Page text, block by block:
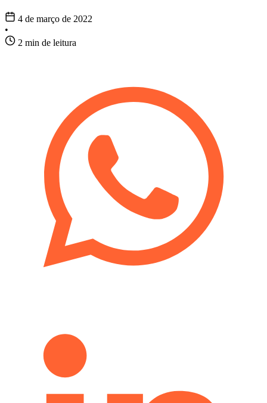
4 de março de 2022
•
2 min de leitura